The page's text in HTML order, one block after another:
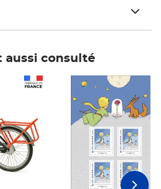
aussi consulté
Prix 7,50€